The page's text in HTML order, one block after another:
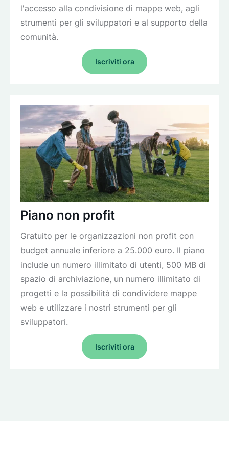
l'accesso alla condivisione di mappe web, agli
strumenti per gli sviluppatori e al supporto della
comunità.
Iscriviti ora
Piano non profit
Gratuito per le organizzazioni non profit con
budget annuale inferiore a 25.000 euro. Il piano
include un numero illimitato di utenti, 500 MB di
spazio di archiviazione, un numero illimitato di
progetti e la possibilità di condividere mappe
web e utilizzare i nostri strumenti per gli
sviluppatori.
Iscriviti ora